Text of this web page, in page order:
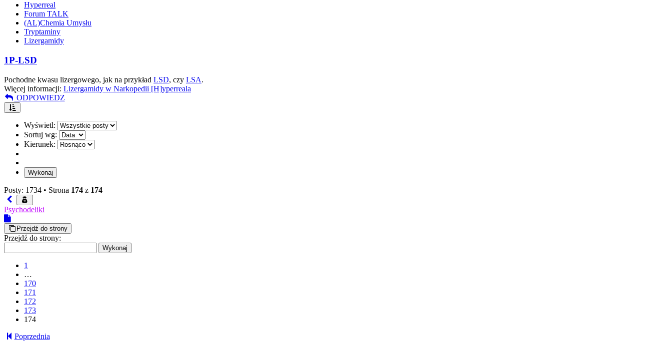
Hyperreal
Forum TALK
(AL)Chemia Umysłu
Tryptaminy
Lizergamidy
1P-LSD
Pochodne kwasu lizergowego, jak na przykład LSD, czy LSA.
Więcej informacji: Lizergamidy w Narkopedii [H]yperreala
ODPOWIEDZ
Wyświetl:
Sortuj wg:
Kierunek:
Posty: 1734 • Strona 174 z 174
Psychodeliki
Przejdź do strony
Przejdź do strony:
1
…
170
171
172
173
174
Poprzednia